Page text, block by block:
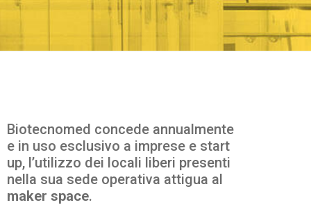
Biotecnomed concede annualmente
e in uso esclusivo a imprese e start
up, l’utilizzo dei locali liberi presenti
nella sua sede operativa attigua al
maker space.